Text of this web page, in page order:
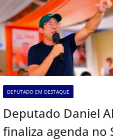
DEPUTADO EM DESTAQUE
Deputado Daniel
finaliza agenda no